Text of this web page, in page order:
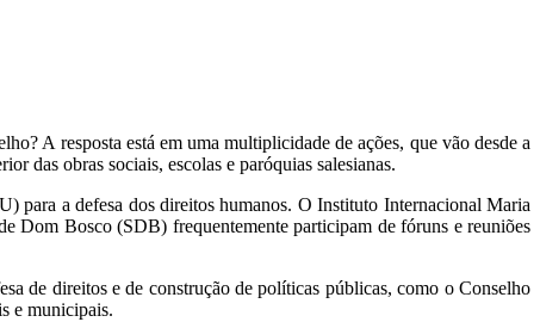
A resposta está em uma multiplicidade de ações, que vão desde a
das obras sociais, escolas e paróquias salesianas.
para a defesa dos direitos humanos. O Instituto Internacional Maria
Dom Bosco (SDB) frequentemente participam de fóruns e reuniões
de direitos e de construção de políticas públicas, como o Conselho
e municipais.